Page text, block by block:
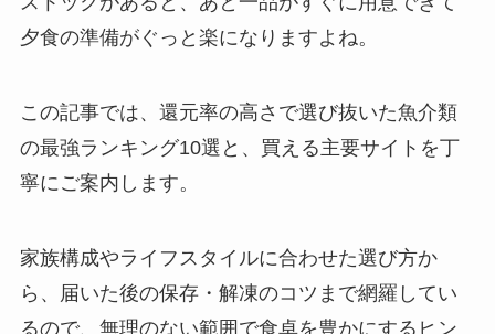
夕食の準備がぐっと楽になりますよね。
この記事では、還元率の高さで選び抜いた魚介類
の最強ランキング10選と、買える主要サイトを丁
寧にご案内します。
家族構成やライフスタイルに合わせた選び方か
ら、届いた後の保存・解凍のコツまで網羅してい
るので、無理のない範囲で食卓を豊かにするヒン